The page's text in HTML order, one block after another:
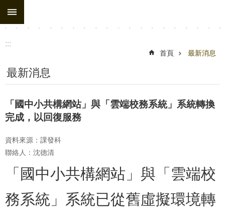
跳到主要內容區塊
:::
首頁 最新消息
最新消息
「國中小共構網站」與「雲端校務系統」系統轉換
完成，以回復服務
資料來源：課發科
聯絡人：沈德清
「國中小共構網站」與「雲端校
務系統」系統已從舊虛擬環境轉